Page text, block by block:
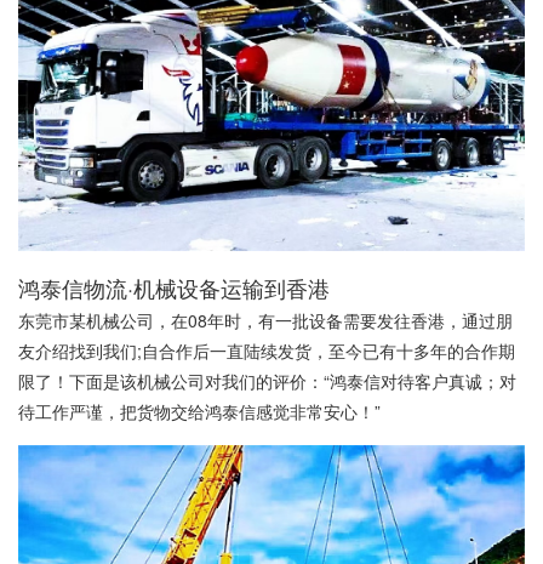
鸿泰信物流·机械设备运输到香港
东莞市某机械公司，在08年时，有一批设备需要发往香港，通过朋
友介绍找到我们;自合作后一直陆续发货，至今已有十多年的合作期
限了！下面是该机械公司对我们的评价：“鸿泰信对待客户真诚；对
待工作严谨，把货物交给鸿泰信感觉非常安心！”